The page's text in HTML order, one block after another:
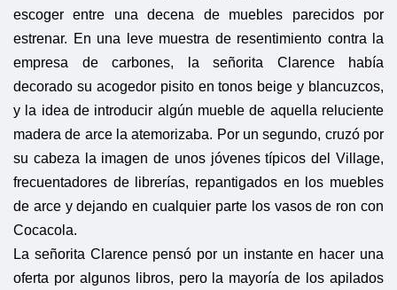
escoger entre una decena de muebles parecidos por
estrenar. En una leve muestra de resentimiento contra la
empresa de carbones, la señorita Clarence había
decorado su acogedor pisito en tonos beige y blancuzcos,
y la idea de introducir algún mueble de aquella reluciente
madera de arce la atemorizaba. Por un segundo, cruzó por
su cabeza la imagen de unos jóvenes típicos del Village,
frecuentadores de librerías, repantigados en los muebles
de arce y dejando en cualquier parte los vasos de ron con
Cocacola.
La señorita Clarence pensó por un instante en hacer una
oferta por algunos libros, pero la mayoría de los apilados